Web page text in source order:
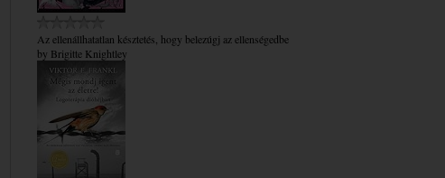
Az ​ellenállhatatlan késztetés, hogy belezúgj az ellenségedbe
by Brigitte Knightley